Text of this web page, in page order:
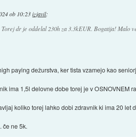
ob 10:23 izjavil:
dr je oddelal 230h za 3.3kEUR. Bogatija! Malo
paying dežurstva, ker tista vzamejo kao
ima 1,5l delovne dobe torej je v OSNOVNEM
koliko torej lahko dobi zdravnik ki ima 20
če ne 5k.